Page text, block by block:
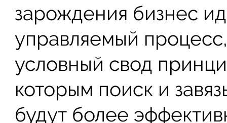
зарождения бизнес
управляемый
условный свод
которым поиск и
будут более